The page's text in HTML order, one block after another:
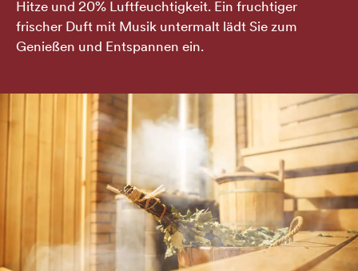
Hitze und 20% Luftfeuchtigkeit. Ein fruchtiger
frischer Duft mit Musik untermalt lädt Sie zum
Genießen und Entspannen ein.